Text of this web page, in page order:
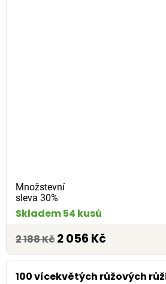
Množstevní
sleva 30%
Skladem 54 kusů
2 188 Kč 2 056 Kč
100 vícekvětých růžových růží